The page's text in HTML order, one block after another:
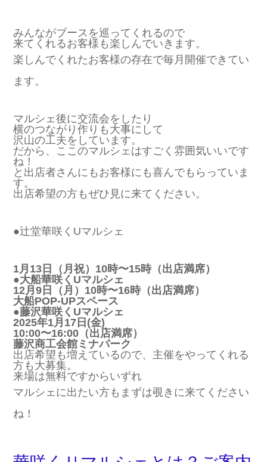
みんながブースを巡ってくれるので
来てくれるお客様も楽しんでいきます。
楽しんでくれたお客様の存在で毎月開催できてい
ます。
マルシェ後に交流会をしたり
横のつながり作りも大事にして
沢山の工夫をしています。
だから、ここのマルシェはすごく雰囲気いいです
ね！
と出店者さんにもお客様にも喜んでもらっていま
す。
出店希望の方もぜひ見に来てください。
●辻堂華咲くUマルシェ
1月13日（月祝）10時〜15時（出店満席）
●大船華咲くUマルシェ
12月9日（月）10時〜16時（出店満席）
大船POP-UPスペース
●藤沢華咲くUマルシェ
2025年1月17日(金)
10:00〜16:00（出店満席）
藤沢商工会館ミナパーク
出店希望も増えているので、主催をやってくれる
方も大募集。
来場は無料ですからいずれ
マルシェに出たい方もまずは覗きに来てください
ね！